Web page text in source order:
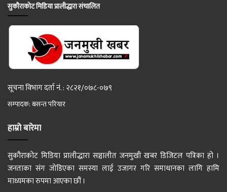
सुकौराकोट मिडिया प्रालीद्धारा संचालित
सूचना विभाग दर्ता नं. : २८२१/०७८-०७९
सम्पादक: बसन्त परियार
हाम्रो बारेमा
सुकौराकोट मिडिया प्रालीद्धारा सञ्चालीत जनमुखी खबर डिजिटल पत्रिका हो ।
जनताका संग जोडिएका समस्या लाई उजागर गरि समाधानका लागि हामि
माध्यमका रुपमा आएका छौं ।